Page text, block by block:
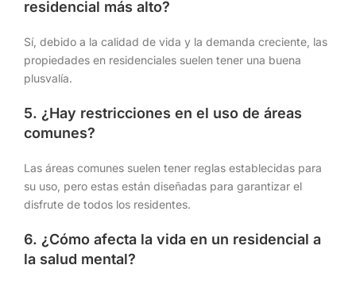
residencial más alto?
Sí, debido a la calidad de vida y la demanda creciente, las
propiedades en residenciales suelen tener una buena
plusvalía.
5. ¿Hay restricciones en el uso de áreas
comunes?
Las áreas comunes suelen tener reglas establecidas para
su uso, pero estas están diseñadas para garantizar el
disfrute de todos los residentes.
6. ¿Cómo afecta la vida en un residencial a
la salud mental?